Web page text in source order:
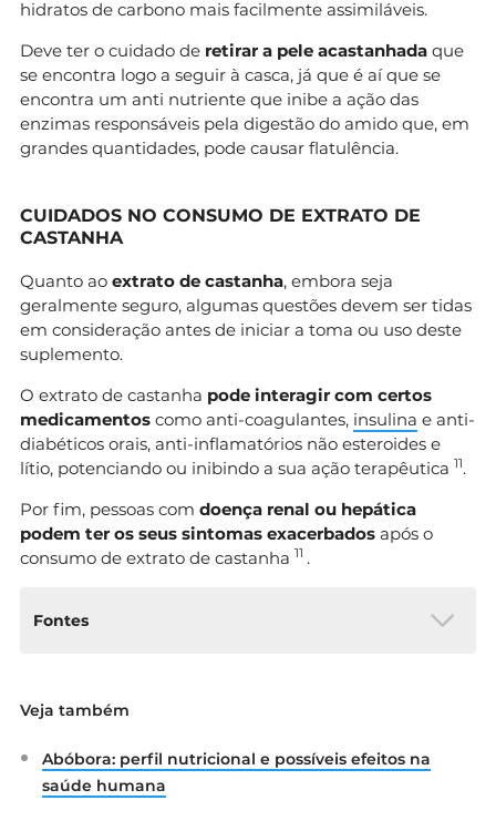
hidratos de carbono mais facilmente assimiláveis.
Deve ter o cuidado de retirar a pele acastanhada que
se encontra logo a seguir à casca, já que é aí que se
encontra um anti nutriente que inibe a ação das
enzimas responsáveis pela digestão do amido que, em
grandes quantidades, pode causar flatulência.
CUIDADOS NO CONSUMO DE EXTRATO DE
CASTANHA
Quanto ao extrato de castanha, embora seja
geralmente seguro, algumas questões devem ser tidas
em consideração antes de iniciar a toma ou uso deste
suplemento.
O extrato de castanha pode interagir com certos
medicamentos como anti-coagulantes, insulina e anti-
diabéticos orais, anti-inflamatórios não esteroides e
lítio, potenciando ou inibindo a sua ação terapêutica 11.
Por fim, pessoas com doença renal ou hepática
podem ter os seus sintomas exacerbados após o
consumo de extrato de castanha 11 .
Fontes
alimentos. Disponível
ues/AreasCientificas/AlimentNutricao/Aplic
acoesOnline/TabelaAlimentos/Paginas/Tab
Veja também
Abóbora: perfil nutricional e possíveis efeitos na
saúde humana